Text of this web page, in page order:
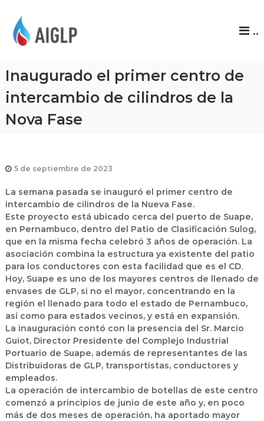
P
..
Inaugurado el primer centro de
intercambio de cilindros de la
Nova Fase
5 de septiembre de 2023
La semana pasada se inauguró el primer centro de
intercambio de cilindros de la Nueva Fase.
Este proyecto está ubicado cerca del puerto de Suape,
en Pernambuco, dentro del Patio de Clasificación Sulog,
que en la misma fecha celebró 3 años de operación. La
asociación combina la estructura ya existente del patio
para los conductores con esta facilidad que es el CD.
Hoy, Suape es uno de los mayores centros de llenado de
envases de GLP, si no el mayor, concentrando en la
región el llenado para todo el estado de Pernambuco,
así como para estados vecinos, y está en expansión.
La inauguración contó con la presencia del Sr. Marcio
Guiot, Director Presidente del Complejo Industrial
Portuario de Suape, además de representantes de las
Distribuidoras de GLP, transportistas, conductores y
empleados.
La operación de intercambio de botellas de este centro
comenzó a principios de junio de este año y, en poco
más de dos meses de operación, ha aportado mayor